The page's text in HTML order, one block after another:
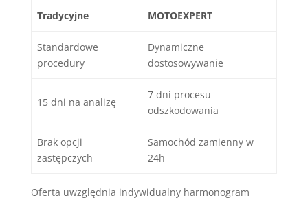
Tradycyjne MOTOEXPERT
Standardowe
procedury
Dynamiczne
dostosowywanie
15 dni na analizę
7 dni procesu
odszkodowania
Brak opcji
zastępczych
Samochód zamienny w
24h
Oferta uwzględnia indywidualny harmonogram